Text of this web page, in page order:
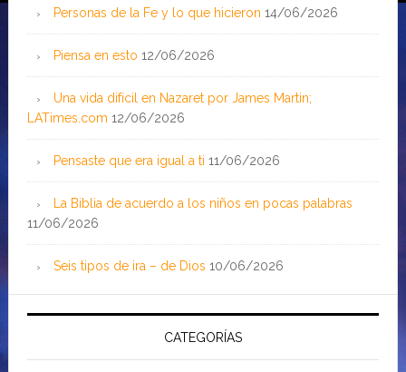
Personas de la Fe y lo que hicieron 14/06/2026
Piensa en esto 12/06/2026
Una vida difícil en Nazaret por James Martin;
LATimes.com 12/06/2026
Pensaste que era igual a ti 11/06/2026
La Biblia de acuerdo a los niños en pocas palabras
11/06/2026
Seis tipos de ira – de Dios 10/06/2026
CATEGORÍAS